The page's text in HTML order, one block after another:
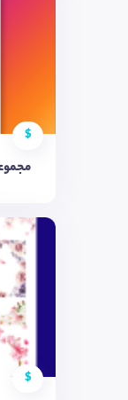
$
مجموعه ۷ عددی
$